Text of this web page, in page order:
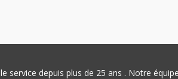
service depuis plus de 25 ans . Notre